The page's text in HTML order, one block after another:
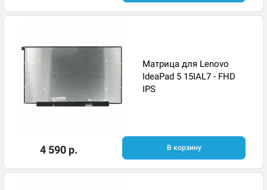
Матрица для Lenovo
IdeaPad 5 15IAL7 - FHD
IPS
4 590 р. В корзину